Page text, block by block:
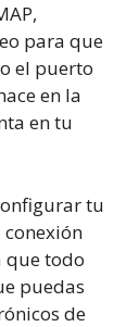
para que
el puerto
en la
en tu
tu
que todo
puedas
de